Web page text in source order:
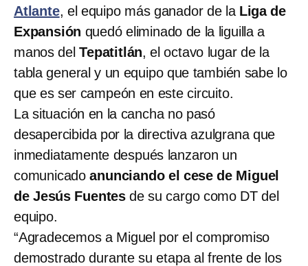
Atlante, el equipo más ganador de la Liga de
Expansión quedó eliminado de la liguilla a
manos delTepatitlán, el octavo lugar de la
tabla general y un equipo que también sabe lo
que es ser campeón en este circuito.
La situación en la cancha no pasó
desapercibida por la directiva azulgrana que
inmediatamente después lanzaron un
comunicado anunciando el cese de Miguel
de Jesús Fuentesde su cargo como DT del
equipo.
“Agradecemos a Miguel por el compromiso
demostrado durante su etapa al frente de los